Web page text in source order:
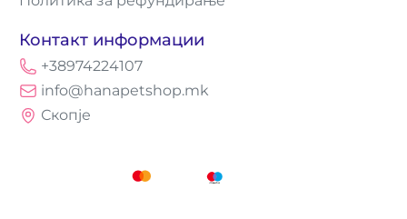
Контакт информации
+38974224107
info@hanapetshop.mk
Скопје